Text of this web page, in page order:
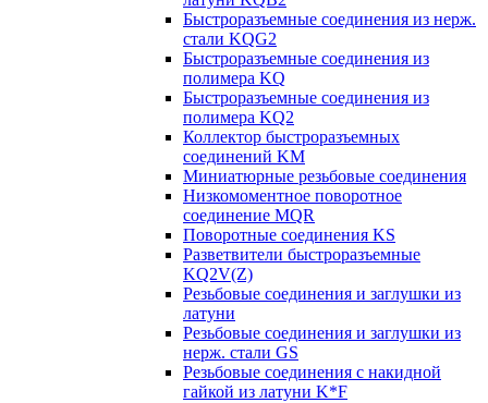
Быстроразъемные соединения из нерж.
стали KQG2
Быстроразъемные соединения из
полимера KQ
Быстроразъемные соединения из
полимера KQ2
Коллектор быстроразъемных
соединений KM
Миниатюрные резьбовые соединения
Низкомоментное поворотное
соединение MQR
Поворотные соединения KS
Разветвители быстроразъемные
KQ2V(Z)
Резьбовые соединения и заглушки из
латуни
Резьбовые соединения и заглушки из
нерж. стали GS
Резьбовые соединения с накидной
гайкой из латуни K*F